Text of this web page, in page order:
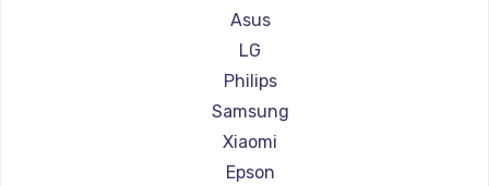
Ремонт проекторов Xgimi
Ремонт проекторов Canon
Ремонт проекторов JVC
Ремонт проекторов Casio
Ремонт проекторов Hiper
Ремонт проекторов HITACHI
Asus
LG
Philips
Samsung
Xiaomi
Epson